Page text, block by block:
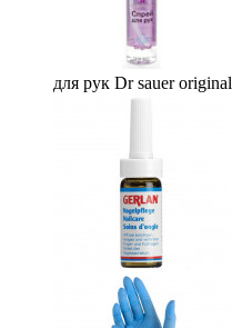
для рук Dr sauer original